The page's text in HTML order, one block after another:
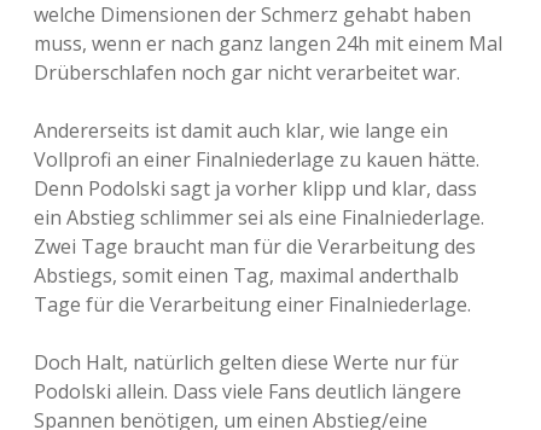
welche Dimensionen der Schmerz gehabt haben
muss, wenn er nach ganz langen 24h mit einem Mal
Drüberschlafen noch gar nicht verarbeitet war.
Andererseits ist damit auch klar, wie lange ein
Vollprofi an einer Finalniederlage zu kauen hätte.
Denn Podolski sagt ja vorher klipp und klar, dass
ein Abstieg schlimmer sei als eine Finalniederlage.
Zwei Tage braucht man für die Verarbeitung des
Abstiegs, somit einen Tag, maximal anderthalb
Tage für die Verarbeitung einer Finalniederlage.
Doch Halt, natürlich gelten diese Werte nur für
Podolski allein. Dass viele Fans deutlich längere
Spannen benötigen, um einen Abstieg/eine